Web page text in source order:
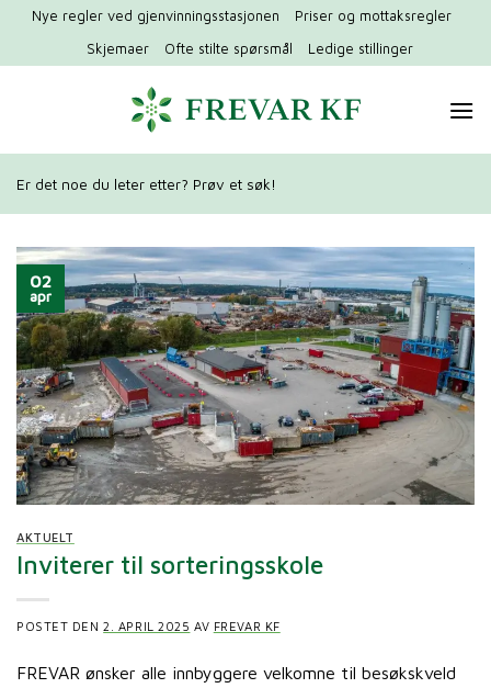
Hopp
innhold
Nye regler ved gjenvinningsstasjonen
Priser og mottaksregler
Skjemaer
Ofte stilte spørsmål Ledige stillinger
Er det noe du leter etter? Prøv et søk!
02
apr
AKTUELT
Inviterer til sorteringsskole
POSTET DEN2. APRIL 2025 AV FREVAR KF
FREVAR ønsker alle innbyggere velkomne til besøkskveld